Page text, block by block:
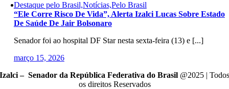
Destaque pelo Brasil,Notícias,Pelo Brasil
“Ele Corre Risco De Vida”, Alerta Izalci Lucas Sobre Estado
De Saúde De Jair Bolsonaro
Senador foi ao hospital DF Star nesta sexta-feira (13) e [...]
março 15, 2026
Izalci – Senador da República Federativa do Brasil @2025 | Todos
os direitos Reservados